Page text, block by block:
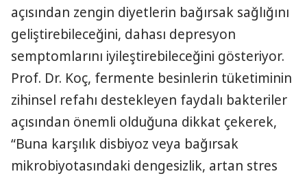
açısından zengin diyetlerin bağırsak sağlığını
geliştirebileceğini, dahası depresyon
semptomlarını iyileştirebileceğini gösteriyor.
Prof. Dr. Koç, fermente besinlerin tüketiminin
zihinsel refahı destekleyen faydalı bakteriler
açısından önemli olduğuna dikkat çekerek,
“Buna karşılık disbiyoz veya bağırsak
mikrobiyotasındaki dengesizlik, artan stres